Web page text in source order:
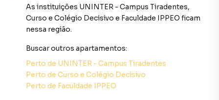
estando na cidade e com a praticidade de fazer tudo
online, direto do seu computador ou smartphone. Nós
criamos soluções inovadoras para simplificar a relação de
imobiliário.
Anuncie seu imóvel! É fácil, rápido e gratuito! A Haas
Imóveis é uma imobiliária digital com imóveis em diversas
As instituições UNINTER - Campus Tiradentes,
Curso e Colégio Decisivo e Faculdade IPPEO ficam
nessa região.
Buscar outros apartamentos:
Perto de UNINTER - Campus Tiradentes
Perto de Curso e Colégio Decisivo
Perto de Faculdade IPPEO